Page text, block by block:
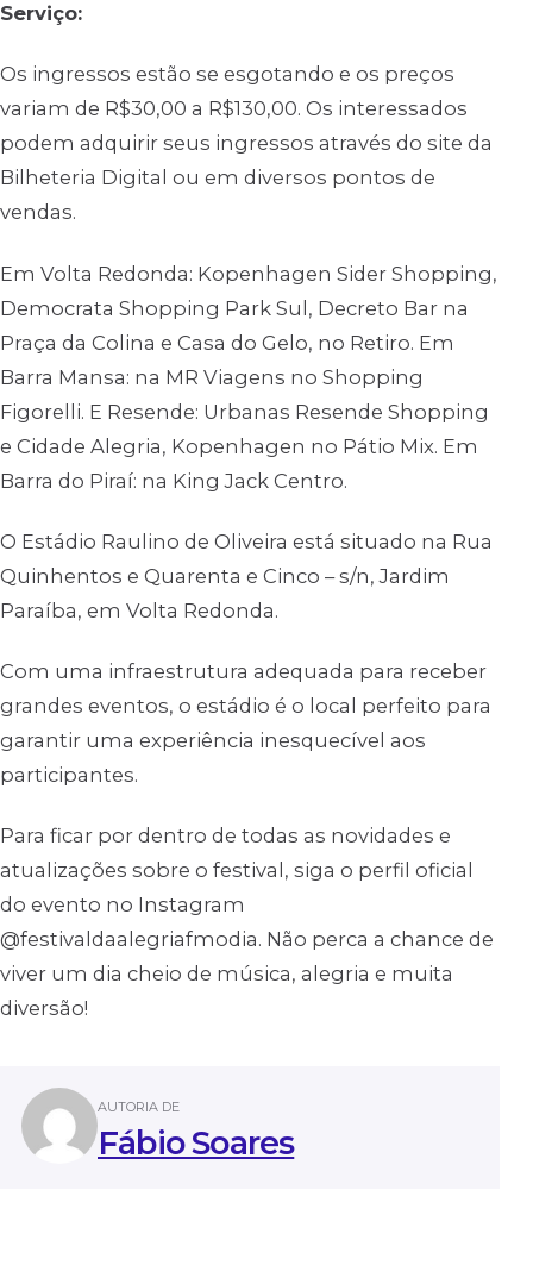
Serviço:
Os ingressos estão se esgotando e os preços
variam de R$30,00 a R$130,00. Os interessados
podem adquirir seus ingressos através do site da
Bilheteria Digital ou em diversos pontos de
vendas.
Em Volta Redonda: Kopenhagen Sider Shopping,
Democrata Shopping Park Sul, Decreto Bar na
Praça da Colina e Casa do Gelo, no Retiro. Em
Barra Mansa: na MR Viagens no Shopping
Figorelli. E Resende: Urbanas Resende Shopping
e Cidade Alegria, Kopenhagen no Pátio Mix. Em
Barra do Piraí: na King Jack Centro.
O Estádio Raulino de Oliveira está situado na Rua
Quinhentos e Quarenta e Cinco – s/n, Jardim
Paraíba, em Volta Redonda.
Com uma infraestrutura adequada para receber
grandes eventos, o estádio é o local perfeito para
garantir uma experiência inesquecível aos
participantes.
Para ficar por dentro de todas as novidades e
atualizações sobre o festival, siga o perfil oficial
do evento no Instagram
@festivaldaalegriafmodia. Não perca a chance de
viver um dia cheio de música, alegria e muita
diversão!
AUTORIA DE
Fábio Soares